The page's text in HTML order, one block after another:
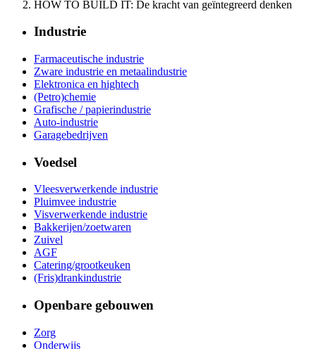
HOW TO BUILD IT: De kracht van geïntegreerd denken
Industrie
Farmaceutische industrie
Zware industrie en metaalindustrie
Elektronica en hightech
(Petro)chemie
Grafische / papierindustrie
Auto-industrie
Garagebedrijven
Voedsel
Vleesverwerkende industrie
Pluimvee industrie
Visverwerkende industrie
Bakkerijen/zoetwaren
Zuivel
AGF
Catering/grootkeuken
(Fris)drankindustrie
Openbare gebouwen
Zorg
Onderwijs